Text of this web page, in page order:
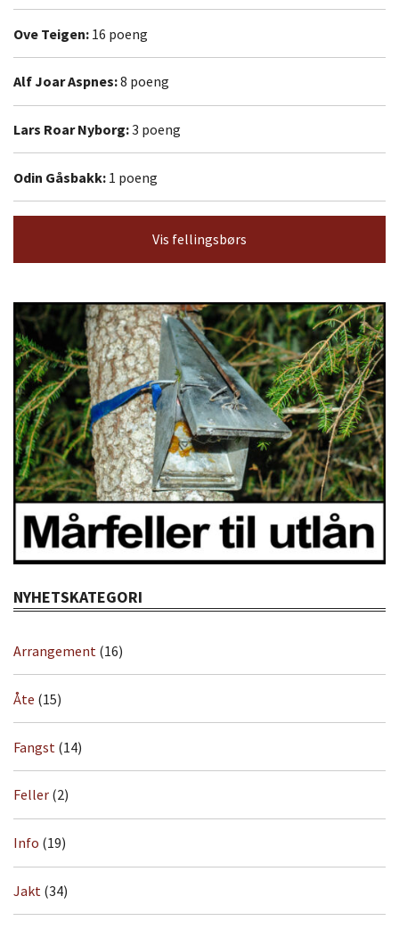
Ove Teigen: 16 poeng
Alf Joar Aspnes:8 poeng
Lars Roar Nyborg:3 poeng
Odin Gåsbakk: 1 poeng
Vis fellingsbørs
NYHETSKATEGORI
Arrangement (16)
Åte (15)
Fangst (14)
Feller (2)
Info (19)
Jakt (34)